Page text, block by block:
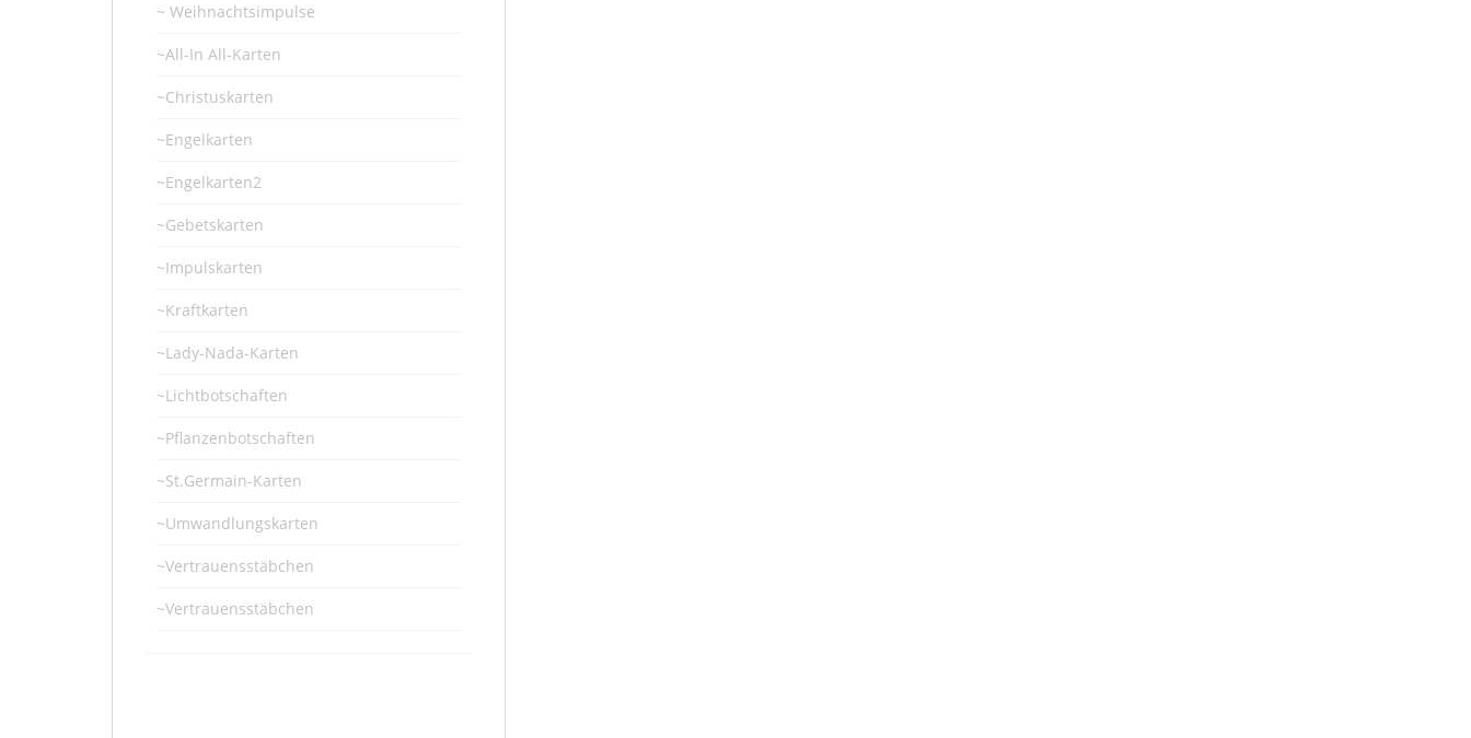
~ Weihnachtsimpulse
~All-In All-Karten
~Christuskarten
~Engelkarten
~Engelkarten2
~Gebetskarten
~Impulskarten
~Kraftkarten
~Lady-Nada-Karten
~Lichtbotschaften
~Pflanzenbotschaften
~St.Germain-Karten
~Umwandlungskarten
~Vertrauensstäbchen
~Vertrauensstäbchen